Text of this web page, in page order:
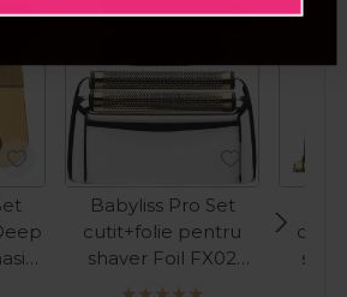
Pret special
Babyliss Pro Set
cutit+folie pentru
shaver Foil FX02
Silver FXRF2E